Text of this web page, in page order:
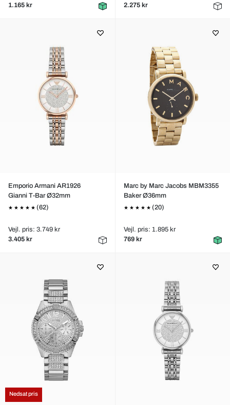
1.165 kr
2.275 kr
Emporio Armani AR1926
Gianni T-Bar Ø32mm
(62)
Vejl. pris: 3.749 kr
3.405 kr
Marc by Marc Jacobs MBM3355
Baker Ø36mm
(20)
Vejl. pris: 1.895 kr
769 kr
Nedsat pris